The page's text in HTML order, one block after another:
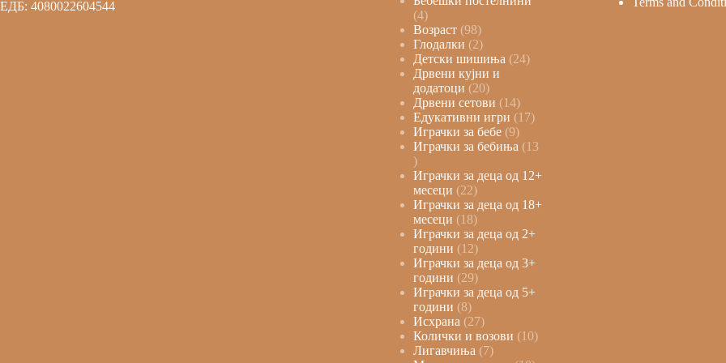
ЕДБ: 4080022604544
4
Возраст 98
Глодалки 2
Детски шишиња 24
Дрвени кујни и
додатоци 20
Дрвени сетови 14
Едукативни игри 17
Играчки за бебе 9
Играчки за бебиња 13
Играчки за деца од 12+
месеци 22
Играчки за деца од 18+
месеци 18
Играчки за деца од 2+
години 12
Играчки за деца од 3+
години 29
Играчки за деца од 5+
години 8
Исхрана 27
Колички и возови 10
Лигавчиња 7